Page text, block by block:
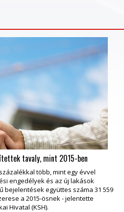
tavaly, mint 2015-ben
több, mint egy évvel
engedélyek és az új lakások
együttes száma 31 559
a 2015-ösnek - jelentette
Hivatal (KSH).